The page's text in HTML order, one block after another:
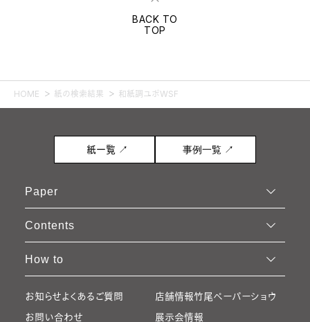
BACK TO
TOP
HOME 紙の検索結果 和紙調ユポWSF
紙一覧 ↗ 事例一覧 ↗
Paper
Contents
How to
お知らせよくあるご質問
お問い合わせ
店舗情報竹尾ペーパーショウ
展示会情報